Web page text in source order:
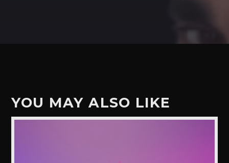
YOU MAY ALSO LIKE